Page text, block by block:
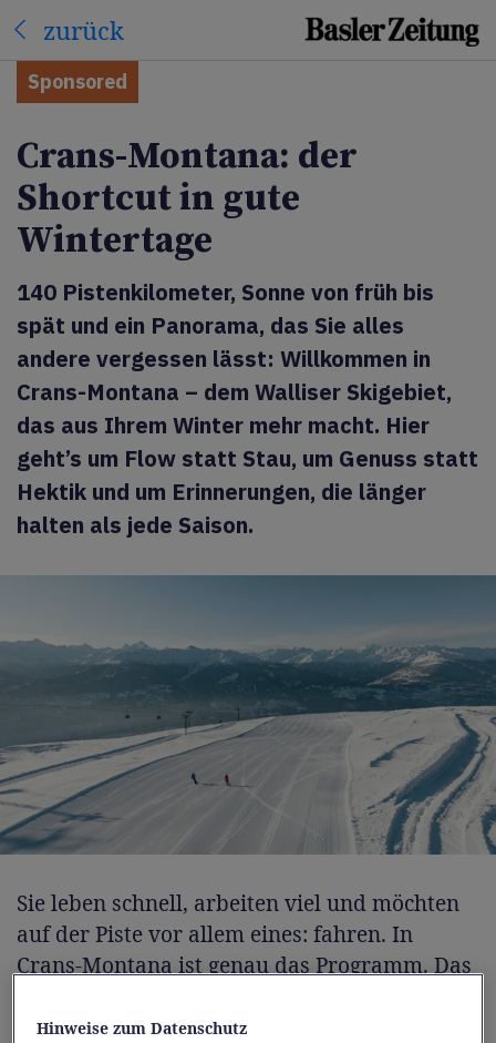
zurück
Sponsored
Crans-Montana: der
Shortcut in gute
Wintertage
140 Pistenkilometer, Sonne von früh bis
spät und ein Panorama, das Sie alles
andere vergessen lässt: Willkommen in
Crans-Montana – dem Walliser Skigebiet,
das aus Ihrem Winter mehr macht. Hier
geht’s um Flow statt Stau, um Genuss statt
Hektik und um Erinnerungen, die länger
halten als jede Saison.
Sie leben schnell, arbeiten viel und möchten
auf der Piste vor allem eines: fahren. In
Crans-Montana ist genau das Programm. Das
die Pisten sind top präpariert. Wer noch
Hinweise zum Datenschutz